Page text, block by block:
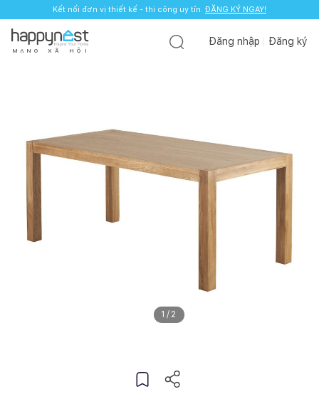
Kết nối đơn vị thiết kế - thi công uy tín. ĐĂNG KÝ NGAY!
M Ạ N G X Ã H Ộ I
Đăng nhập Đăng ký
1 / 2